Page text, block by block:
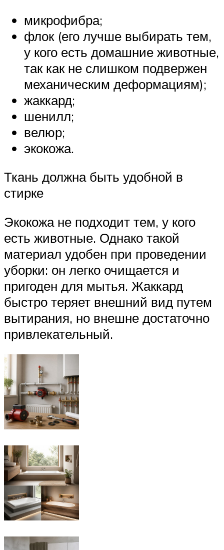
микрофибра;
флок (его лучше выбирать тем,
у кого есть домашние животные,
так как не слишком подвержен
механическим деформациям);
жаккард;
шенилл;
велюр;
экокожа.
Ткань должна быть удобной в
стирке
Экокожа не подходит тем, у кого
есть животные. Однако такой
материал удобен при проведении
уборки: он легко очищается и
пригоден для мытья. Жаккард
быстро теряет внешний вид путем
вытирания, но внешне достаточно
привлекательный.